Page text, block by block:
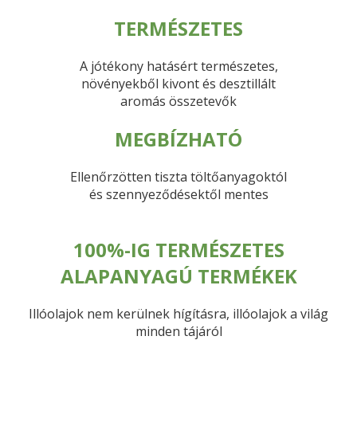
TERMÉSZETES
A jótékony hatásért természetes,
növényekből kivont és desztillált
aromás összetevők
MEGBÍZHATÓ
Ellenőrzötten tiszta töltőanyagoktól
és szennyeződésektől mentes
100%-IG TERMÉSZETES
ALAPANYAGÚ TERMÉKEK
Illóolajok nem kerülnek hígításra, illóolajok a világ
minden tájáról